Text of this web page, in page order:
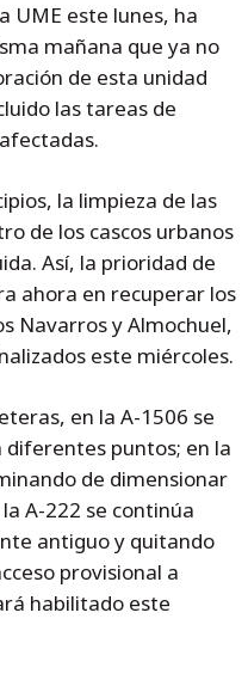
UME este lunes, ha
mañana que ya no
de esta unidad
las tareas de
la limpieza de las
de los cascos urbanos
Así, la prioridad de
ahora en recuperar los
Navarros y Almochuel,
este miércoles.
en la A-1506 se
puntos; en la
de dimensionar
A-222 se continúa
antiguo y quitando
provisional a
habilitado este